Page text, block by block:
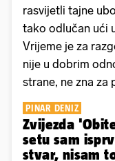
rasvijetli tajne
tako odlučan ući
Vrijeme je za
nije u dobrim
strane, ne zna za
PINAR DENIZ
Zvijezda
setu sam
stvar, nisam